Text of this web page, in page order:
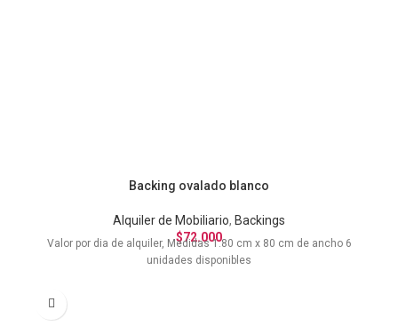
Backing ovalado blanco
Alquiler de Mobiliario, Backings
$72.000
Valor por dia de alquiler, Medidas 1.80 cm x 80 cm de ancho 6
unidades disponibles